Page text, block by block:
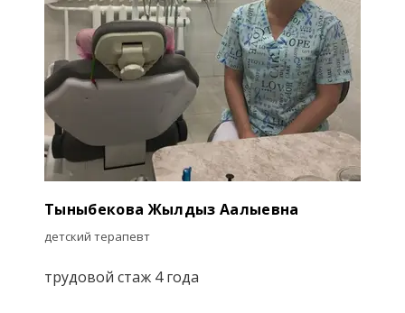
Тыныбекова Жылдыз Аалыевна
детский терапевт
трудовой стаж 4 года